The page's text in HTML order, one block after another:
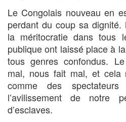
Le Congolais nouveau en
perdant du coup sa
la méritocratie dans tous
publique ont laissé place à
tous genres confondus.
mal, nous fait mal, et cela
comme des
l’avilissement de notre
d’esclaves.